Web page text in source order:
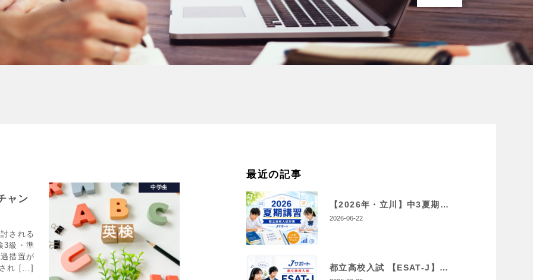
ャン
される
3級・準
措置が
され […]
中学生
最近の記事
【2026年・立川】中3夏期講習｜都立高校入試対策講座・料金一覧【Jサポート】
2026-06-22
都立高校入試 【ESAT-J】スピーキングテスト対策【2026年最新版】